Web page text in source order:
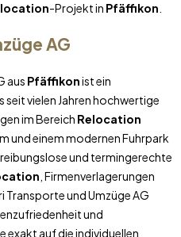
-Projekt in Pfäffikon
AG
aus Pfäffikonist ein
vielen Jahren hochwertige
im Bereich Relocation
und einem modernen Fuhrpark
und termingerechte
, Firmenverlagerungen
und Umzüge AG
und
exakt auf die individuellen